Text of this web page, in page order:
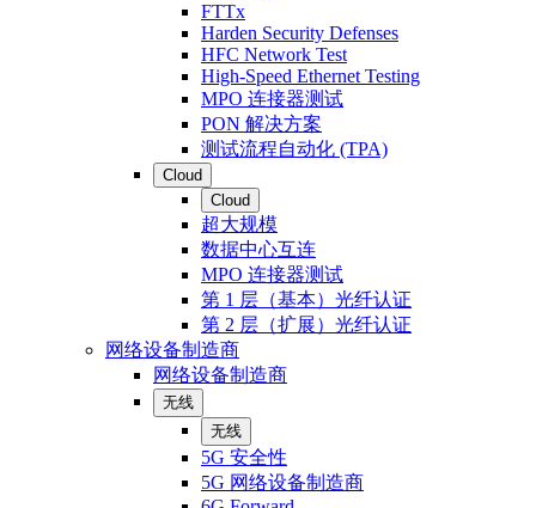
FTTx
Harden Security Defenses
HFC Network Test
High-Speed Ethernet Testing
MPO 连接器测试
PON 解决方案
测试流程自动化 (TPA)
Cloud
Cloud
超大规模
数据中心互连
MPO 连接器测试
第 1 层（基本）光纤认证
第 2 层（扩展）光纤认证
网络设备制造商
网络设备制造商
无线
无线
5G 安全性
5G 网络设备制造商